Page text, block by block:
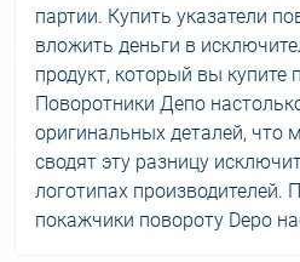
партии. Купить указатели
вложить деньги в
продукт, который вы купите
Поворотники Депо
оригинальных деталей, что
сводят эту разницу
логотипах производителей.
покажчики повороту Depo